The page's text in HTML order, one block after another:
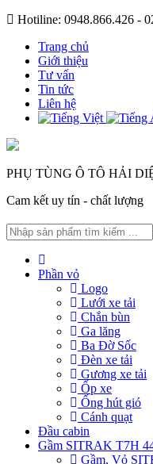
Hotiline: 0948.866.426 -
Trang chủ
Giới thiệu
Tư vấn
Tin tức
Liên hệ
PHỤ TÙNG Ô TÔ HẢI
Cam kết uy tín - chất lượng
Phần vỏ
Logo
Lưới xe tải
Chắn bùn
Ga lăng
Ba Đờ Sốc
Đèn xe tải
Gương xe tải
Ốp xe
Ống hút gió
Cánh quạt
Đầu cabin
Gầm SITRAK T7H
Gầm, Vỏ